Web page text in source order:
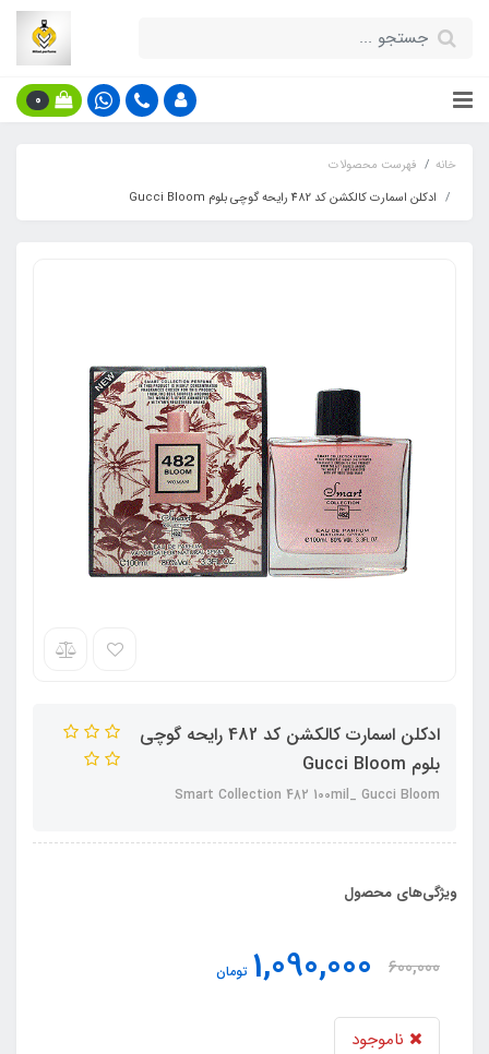
0
خانه
فهرست محصولات
ادکلن اسمارت کالکشن کد 482 رایحه گوچی بلوم Gucci Bloom
ادکلن اسمارت کالکشن کد 482 رایحه گوچی
بلوم Gucci Bloom
Smart Collection 482 100mil_ Gucci Bloom
ویژگی‌های محصول
600,000
1,090,000 تومان
ناموجود